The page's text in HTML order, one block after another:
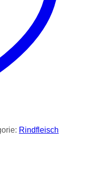
Rindfleisch